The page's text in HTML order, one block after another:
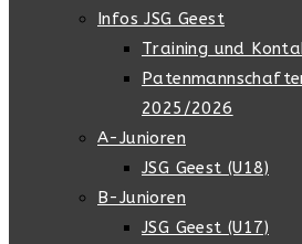
Infos JSG Geest
Training und
2025/2026
A-Junioren
JSG Geest (U18)
B-Junioren
JSG Geest (U17)